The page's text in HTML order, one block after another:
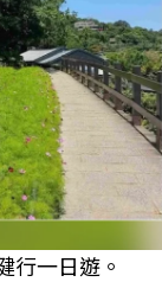
行一日遊。